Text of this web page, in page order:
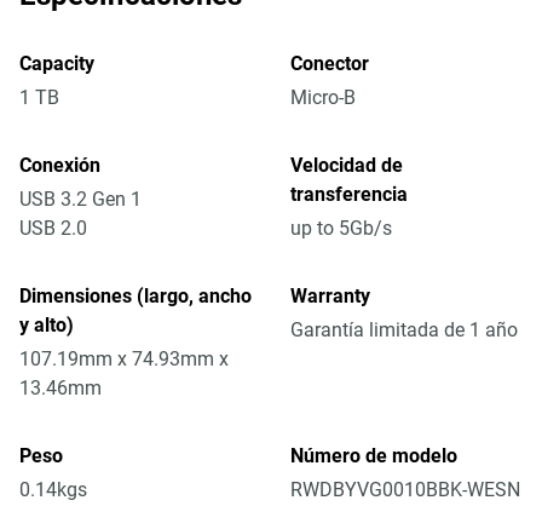
Capacity
1 TB
Conector
Micro-B
Conexión
USB 3.2 Gen 1
USB 2.0
Velocidad de
transferencia
up to 5Gb/s
Dimensiones (largo, ancho
y alto)
107.19mm x 74.93mm x
13.46mm
Warranty
Garantía limitada de 1 año
Peso
0.14kgs
Número de modelo
RWDBYVG0010BBK-WESN